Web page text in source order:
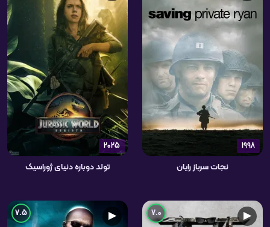
1998
نجات سرباز رایان
2025
تولد دوباره دنیای ژوراسیک
▶
7.0
▶
7.5